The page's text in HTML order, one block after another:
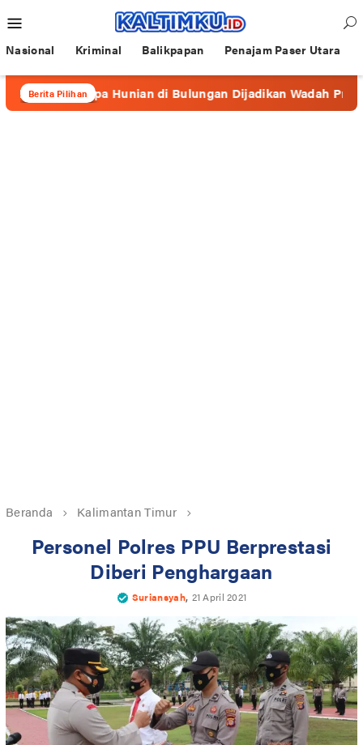
ke
kontenMobile
Nasional Kriminal Balikpapan Penajam Paser Utara
Berita PilihanHunian di Bulungan Dijadikan Wadah Prostitusi
Beranda Kalimantan Timur
Personel Polres PPU Berprestasi
Diberi Penghargaan
Suriansyah, 21 April 2021